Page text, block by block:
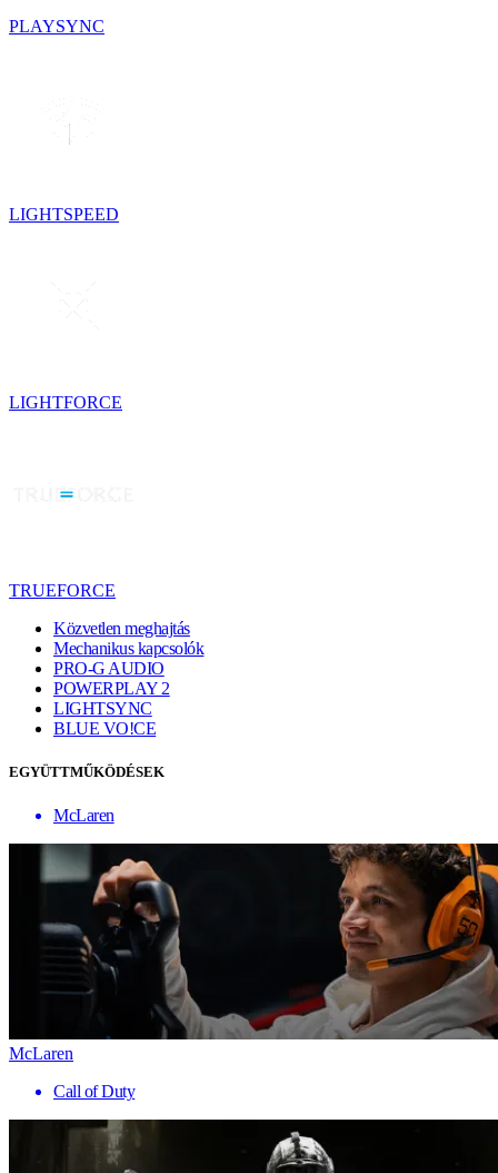
PLAYSYNC
LIGHTSPEED
LIGHTFORCE
TRUEFORCE
Közvetlen meghajtás
Mechanikus kapcsolók
PRO-G AUDIO
POWERPLAY 2
LIGHTSYNC
BLUE VO!CE
EGYÜTTMŰKÖDÉSEK
McLaren
McLaren
Call of Duty